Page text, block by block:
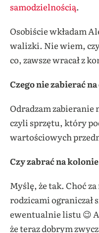
samodzielnością.
Osobiście wkładam
walizki. Nie wiem,
co, zawsze wracał z
Czego nie zabierać
Odradzam zabieranie
czyli sprzętu, który
wartościowych
Czy zabrać na
Myślę, że tak. Choć
rodzicami ograniczał
ewentualnie listu 😉
że teraz dobrym